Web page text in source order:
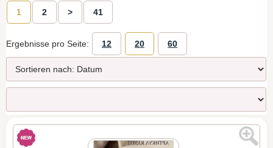
1 2 > 41
Ergebnisse pro Seite: 12 20 60